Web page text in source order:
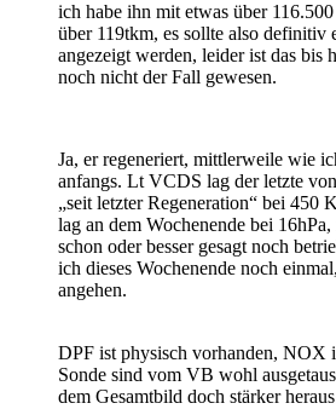
ich habe ihn mit etwas über
über 119tkm, es sollte also definitiv
angezeigt werden, leider ist das bis
noch nicht der Fall gewesen.
Ja, er regeneriert, mittlerweile wie
anfangs. Lt VCDS lag der letzte
„seit letzter Regeneration“ bei 450
lag an dem Wochenende bei
schon oder besser gesagt noch
ich dieses Wochenende noch
angehen.
DPF ist physisch vorhanden, NOX
Sonde sind vom VB wohl
dem Gesamtbild doch stärker